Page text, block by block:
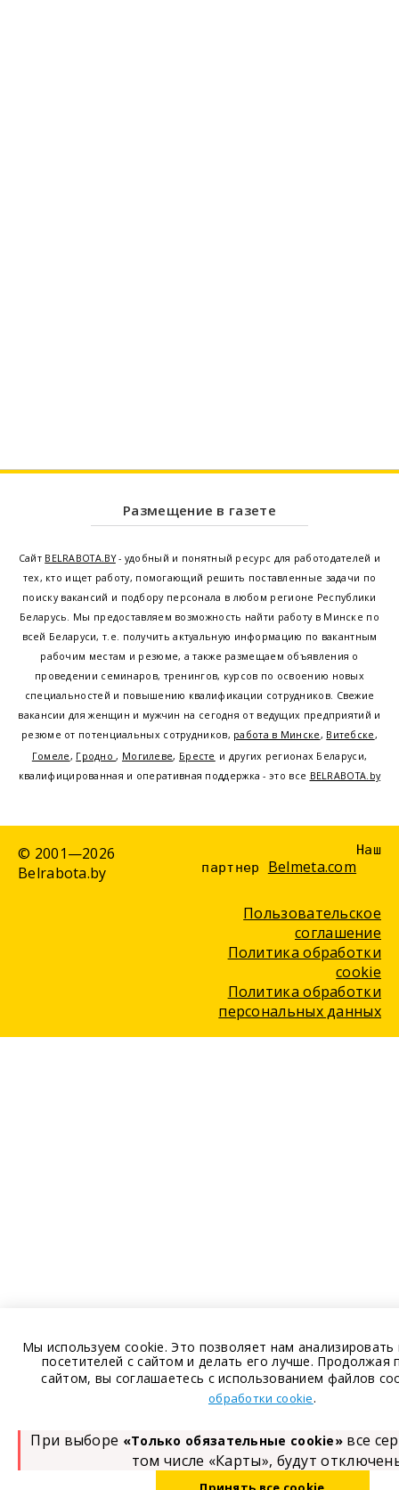
Размещение в газете
Сайт BELRABOTA.BY- удобный и понятный ресурс для работодателей и
тех, кто ищет работу, помогающий решить поставленные задачи по
поиску вакансий и подбору персонала в любом регионе Республики
Беларусь. Мы предоставляем возможность найти работу в Минске по
всей Беларуси, т.е. получить актуальную информацию по вакантным
рабочим местам и резюме, а также размещаем объявления о
проведении семинаров, тренингов, курсов по освоению новых
специальностей и повышению квалификации сотрудников. Свежие
вакансии для женщин и мужчин на сегодня от ведущих предприятий и
резюме от потенциальных сотрудников, работа в Минске, Витебске,
Гомеле, Гродно, Могилеве, Бресте и других регионах Беларуси,
квалифицированная и оперативная поддержка - это все BELRABOTA.by
© 2001—2026
Belrabota.by
Наш
партнер
Belmeta.com
Пользовательское
соглашение
Политика обработки
cookie
Политика обработки
персональных данных
Мы используем cookie. Это позволяет нам анализировать
посетителей с сайтом и делать его лучше. Продолжая
сайтом, вы соглашаетесь с использованием файлов
обработки cookie.
При выборе «Только обязательные cookie» все
том числе «Карты», будут